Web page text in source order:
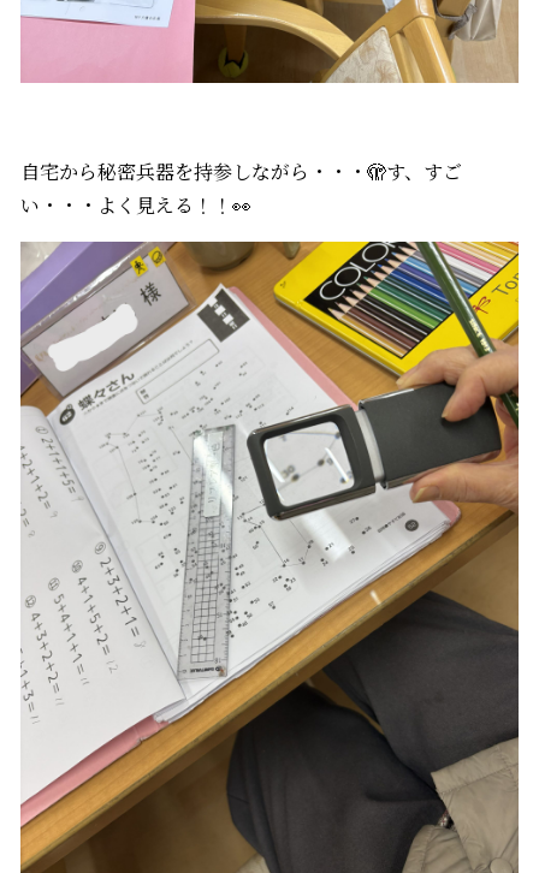
自宅から秘密兵器を持参しながら・・・🫣す、すご
い・・・よく見える！！👀